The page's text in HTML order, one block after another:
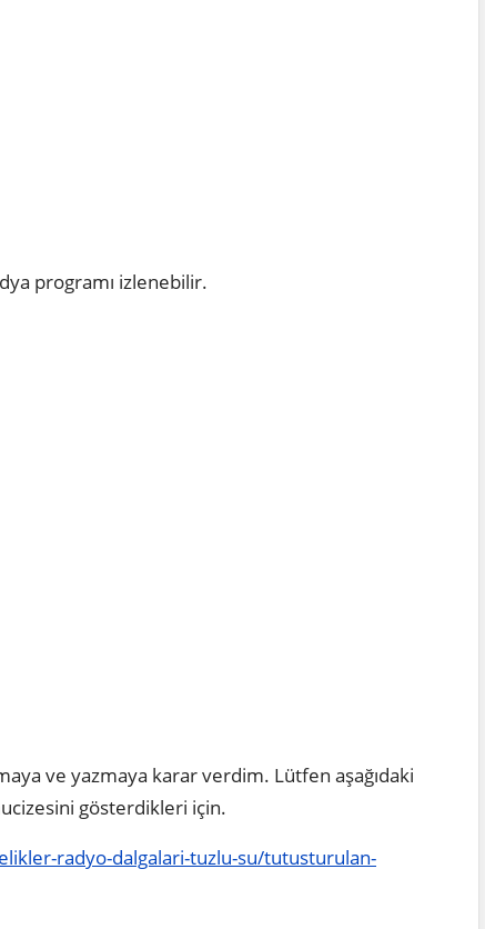
programı izlenebilir.
ve yazmaya karar verdim. Lütfen aşağıdaki
gösterdikleri için.
radyo-dalgalari-tuzlu-su/tutusturulan-